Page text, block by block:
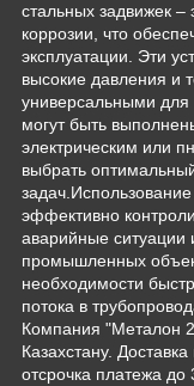
стальных задвижек –
коррозии, что
эксплуатации. Эти
высокие давления и
универсальными для
могут быть
электрическим или
выбрать
эффективно
аварийные ситуации
промышленных
необходимости
потока в
Компания "Металон
Казахстану.
отсрочка платежа